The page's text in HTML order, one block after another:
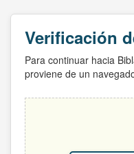
Verificación
Para continuar hacia
proviene de un